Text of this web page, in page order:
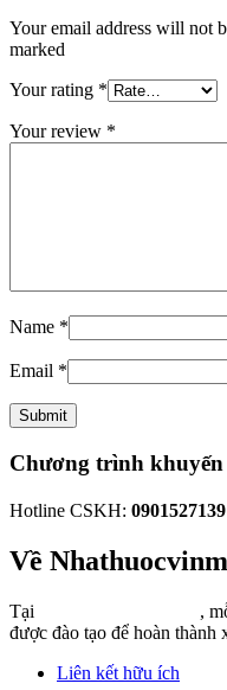
Your email address will not
marked
Your rating *
Your review *
Name *
Email *
Chương trình khuyến
Hotline CSKH: 0901527139
Về
Tại
,
được đào tạo để hoàn thành
Liên kết hữu ích